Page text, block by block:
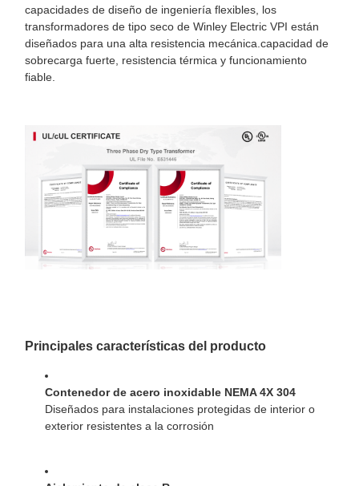
capacidades de diseño de ingeniería flexibles, los
transformadores de tipo seco de Winley Electric VPI están
diseñados para una alta resistencia mecánica.capacidad de
sobrecarga fuerte, resistencia térmica y funcionamiento
fiable.
Principales características del producto
Contenedor de acero inoxidable NEMA 4X 304
Diseñados para instalaciones protegidas de interior o
exterior resistentes a la corrosión